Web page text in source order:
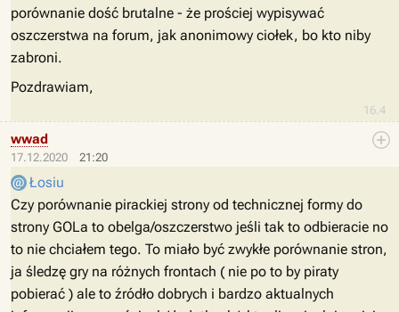
16.4
porównanie dość brutalne - że prościej wypisywać
oszczerstwa na forum, jak anonimowy ciołek, bo kto niby
zabroni.
Pozdrawiam,
17.12.2020 21:20
wwad
Łosiu
Czy porównanie pirackiej strony od technicznej formy do
strony GOLa to obelga/oszczerstwo jeśli tak to odbieracie no
to nie chciałem tego. To miało być zwykłe porównanie stron,
ja śledzę gry na różnych frontach ( nie po to by piraty
pobierać ) ale to źródło dobrych i bardzo aktualnych